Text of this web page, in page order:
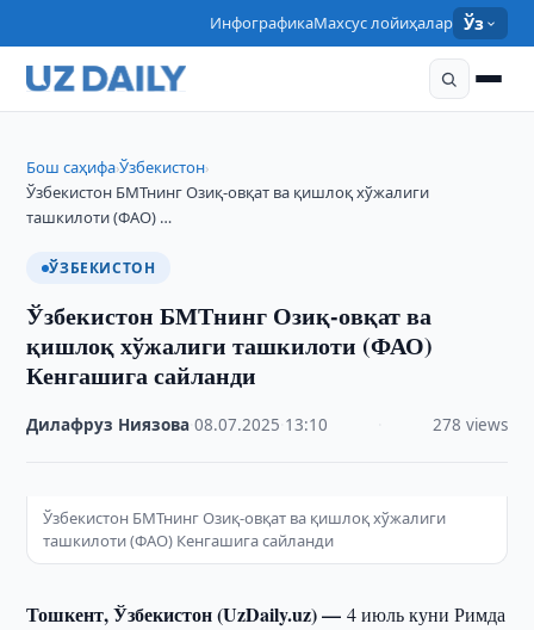
ИнфографикаМахсус лойиҳалар Ўз
Бош саҳифа›Ўзбекистон›
Ўзбекистон БМТнинг Озиқ-овқат ва қишлоқ хўжалиги
ташкилоти (ФАО) …
ЎЗБЕКИСТОН
Ўзбекистон БМТнинг Озиқ-овқат ва
қишлоқ хўжалиги ташкилоти (ФАО)
Кенгашига сайланди
Дилафруз Ниязова ·08.07.2025 13:10 278 views
Ўзбекистон БМТнинг Озиқ-овқат ва қишлоқ хўжалиги
ташкилоти (ФАО) Кенгашига сайланди
Тошкент, Ўзбекистон (UzDaily.uz) —4 июль куни Римда